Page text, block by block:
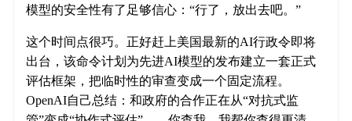
模型的安全性有了足够信心：“行了，放出去吧。”
这个时间点很巧。正好赶上美国最新的AI行政令即将
出台，该命令计划为先进AI模型的发布建立一套正式
评估框架，把临时性的审查变成一个固定流程。
OpenAI自己总结：和政府的合作正在从“对抗式监